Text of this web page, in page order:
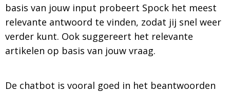
basis van jouw input probeert Spock het meest
relevante antwoord te vinden, zodat jij snel weer
verder kunt. Ook suggereert het relevante
artikelen op basis van jouw vraag.
De chatbot is vooral goed in het beantwoorden